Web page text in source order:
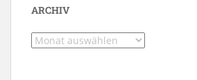
ARCHIV
Archiv